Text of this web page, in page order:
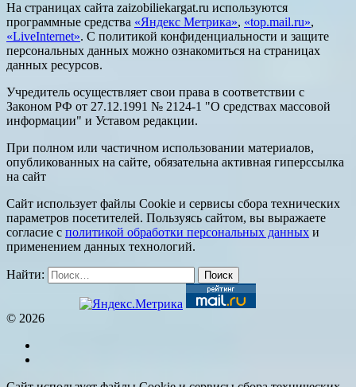
На страницах сайта zaizobiliekargat.ru используются
программные средства «Яндекс Метрика», «top.mail.ru»,
«LiveInternet». С политикой конфиденциальности и защите
персональных данных можно ознакомиться на страницах
данных ресурсов.
Учредитель осуществляет свои права в соответствии с
Законом РФ от 27.12.1991 № 2124-1 "О средствах массовой
информации" и Уставом редакции.
При полном или частичном использовании материалов,
опубликованных на сайте, обязательна активная гиперссылка
на сайт
Сайт использует файлы Cookie и сервисы сбора технических
параметров посетителей. Пользуясь сайтом, вы выражаете
согласие с политикой обработки персональных данных и
применением данных технологий.
Найти:
© 2026